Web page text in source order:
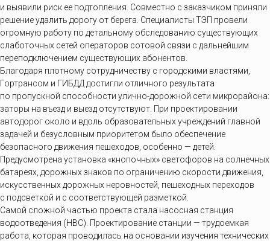
и выявили риск ее подтопления. Совместно с заказчиком приняли
решение удалить дорогу от берега. Специалисты ТЭП провели
огромную работу по детальному обследованию существующих
слаботочных сетей операторов сотовой связи с дальнейшим
переподключением существующих абонентов.
Благодаря плотному сотрудничеству с городскими властями,
Гортрансом и ГИБДД достигли отличного результата
по пропускной способности улично-дорожной сети микрорайона:
заторы на въезд и выезд отсутствуют. При проектировании
автодорог около и вдоль образовательных учреждений главной
задачей и безусловным приоритетом было обеспечение
безопасного движения пешеходов, особенно — детей.
Предусмотрена установка «кнопочных» светофоров на солнечных
батареях, дорожных знаков по ограничению скорости движения,
искусственных дорожных неровностей, пешеходных переходов
с подсветкой и с соответствующей разметкой.
Самой сложной частью проекта стала насосная станция
водоотведения (НВС). Проектирование станции — трудоемкая
работа, которая проводилась на основании изучения технических